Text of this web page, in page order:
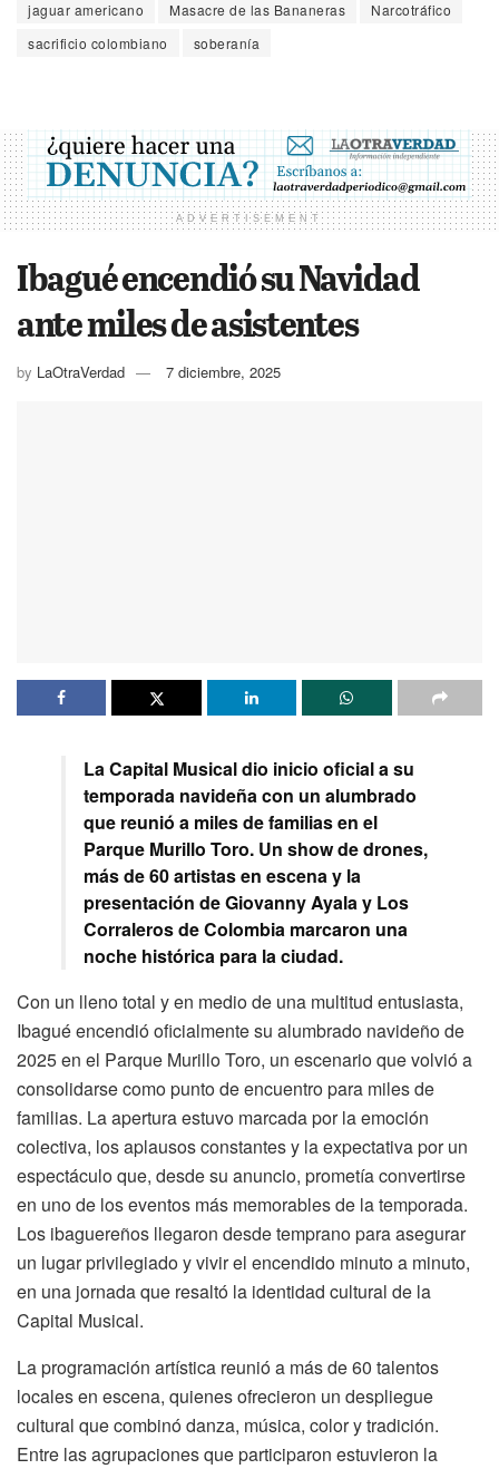
jaguar americano Masacre de las Bananeras
Narcotráfico
sacrificio colombiano
soberanía
ADVERTISEMENT
Ibagué encendió su Navidad
ante miles de asistentes
by LaOtraVerdad 7 diciembre, 2025
La Capital Musical dio inicio oficial a su
temporada navideña con un alumbrado
que reunió a miles de familias en el
Parque Murillo Toro. Un show de drones,
más de 60 artistas en escena y la
presentación de Giovanny Ayala y Los
Corraleros de Colombia marcaron una
noche histórica para la ciudad.
Con un lleno total y en medio de una multitud entusiasta,
Ibagué encendió oficialmente su alumbrado navideño de
2025 en el Parque Murillo Toro, un escenario que volvió a
consolidarse como punto de encuentro para miles de
familias. La apertura estuvo marcada por la emoción
colectiva, los aplausos constantes y la expectativa por un
espectáculo que, desde su anuncio, prometía convertirse
en uno de los eventos más memorables de la temporada.
Los ibaguereños llegaron desde temprano para asegurar
un lugar privilegiado y vivir el encendido minuto a minuto,
en una jornada que resaltó la identidad cultural de la
Capital Musical.
La programación artística reunió a más de 60 talentos
locales en escena, quienes ofrecieron un despliegue
cultural que combinó danza, música, color y tradición.
Entre las agrupaciones que participaron estuvieron la